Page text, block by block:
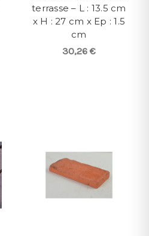
terrasse – L : 13.5 cm
x H : 27 cm x Ep : 1.5
cm
30,26 €